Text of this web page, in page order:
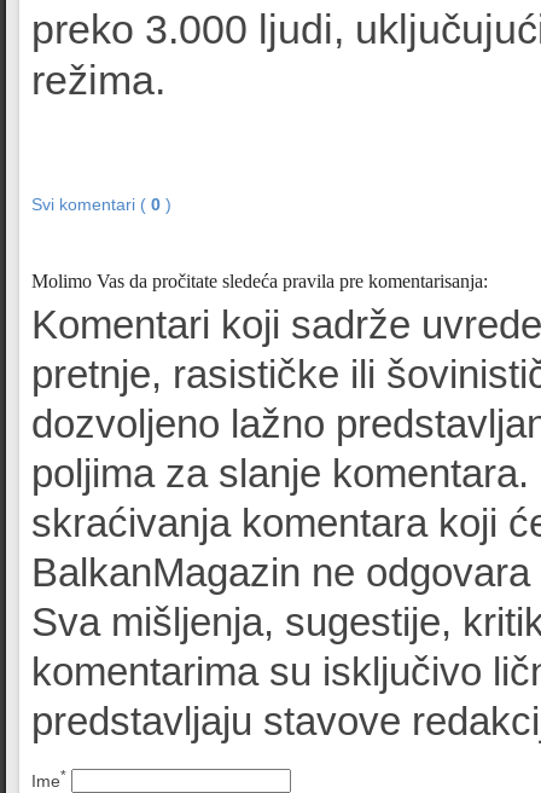
preko 3.000 ljudi,
režima.
Svi komentari ( 0 )
Molimo Vas da pročitate sledeća pravila pre komentarisanja:
Komentari koji sadrže
pretnje, rasističke ili
dozvoljeno lažno
poljima za slanje
skraćivanja komentara koji
BalkanMagazin ne
Sva mišljenja, sugestije,
komentarima su isključivo
predstavljaju stavove
Ime*